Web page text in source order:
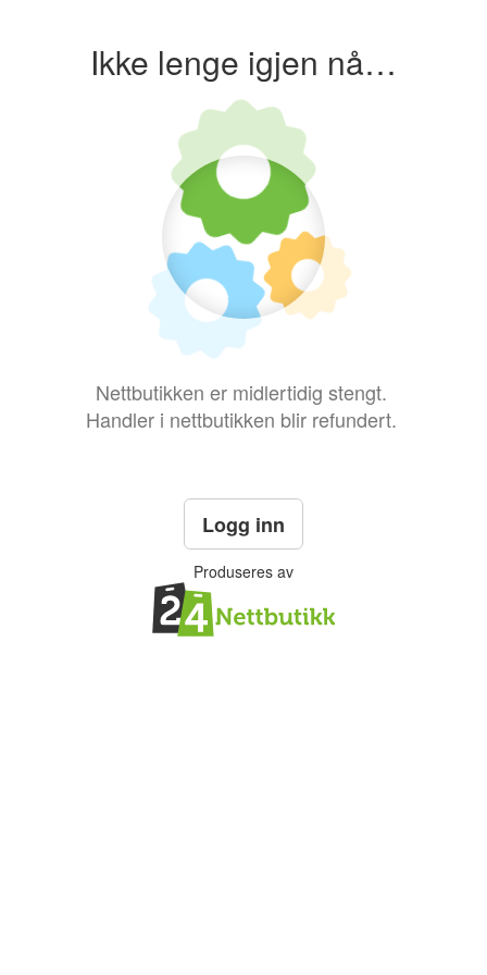
Ikke lenge igjen nå…
Nettbutikken er midlertidig stengt.
Handler i nettbutikken blir refundert.
Logg inn
Produseres av